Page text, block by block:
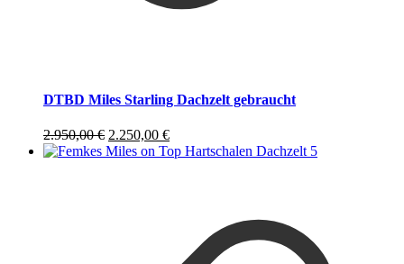
DTBD Miles Starling Dachzelt gebraucht
2.950,00€ Ursprünglicher
Preis
2.250,00 €Aktueller
Preis